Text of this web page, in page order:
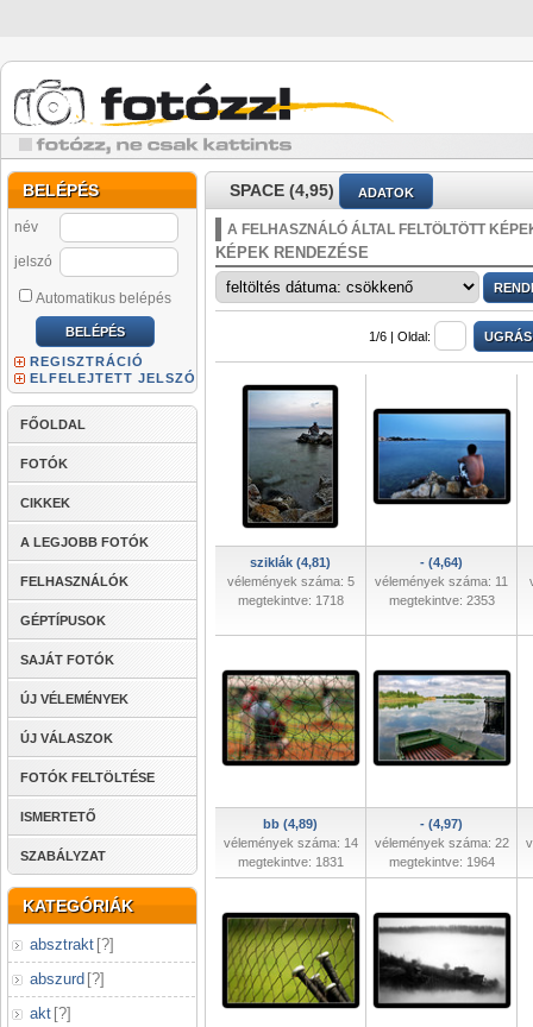
BELÉPÉS
név
jelszó
Automatikus belépés
REGISZTRÁCIÓ
ELFELEJTETT JELSZÓ
FŐOLDAL
FOTÓK
CIKKEK
A LEGJOBB FOTÓK
FELHASZNÁLÓK
GÉPTÍPUSOK
SAJÁT FOTÓK
ÚJ VÉLEMÉNYEK
ÚJ VÁLASZOK
FOTÓK FELTÖLTÉSE
ISMERTETŐ
SZABÁLYZAT
KATEGÓRIÁK
absztrakt [?]
abszurd [?]
akt [?]
SPACE (4,95) ADATOK
A FELHASZNÁLÓ ÁLTAL FELTÖLTÖTT
KÉPEK RENDEZÉSE
1/6 | Oldal:
sziklák (4,81)
vélemények száma: 5
megtekintve: 1718
- (4,64)
vélemények száma: 11
megtekintve: 2353
bb (4,89)
vélemények száma: 14
megtekintve: 1831
- (4,97)
vélemények száma: 22
megtekintve: 1964